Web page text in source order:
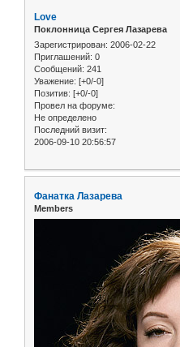
Love
Поклонница Сергея Лазарева
Зарегистрирован: 2006-02-22
Приглашений: 0
Сообщений: 241
Уважение: [+0/-0]
Позитив: [+0/-0]
Провел на форуме:
Не определено
Последний визит:
2006-09-10 20:56:57
Фанатка Лазарева
Members